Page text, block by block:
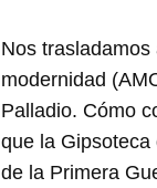
Nos
modernidad
Palladio. Cómo
que la
de la Primera